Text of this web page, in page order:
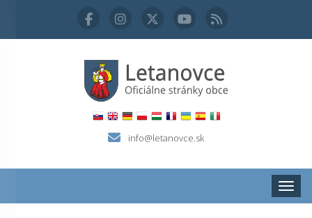
info@letanovce.sk